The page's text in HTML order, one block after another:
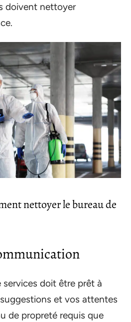
doivent nettoyer
nettoyer le bureau de
doit être prêt à
et vos attentes
de propreté requis que